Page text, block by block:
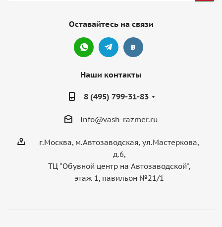
Оставайтесь на связи
Наши контакты
8 (495) 799-31-83
info@vash-razmer.ru
г.Москва, м.Автозаводская, ул.Мастеркова,
д.6,
ТЦ "Обувной центр на Автозаводской",
этаж 1, павильон №21/1